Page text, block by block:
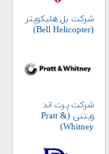
شرکت بل هلیکوپتر
(Bell Helicopter)
شرکت پرت اند
ویتنی (Pratt &
Whitney)